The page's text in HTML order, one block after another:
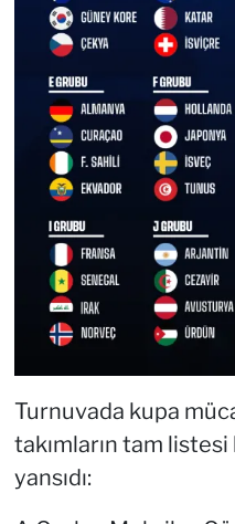
Turnuvada kupa
takımların tam
yansıdı: